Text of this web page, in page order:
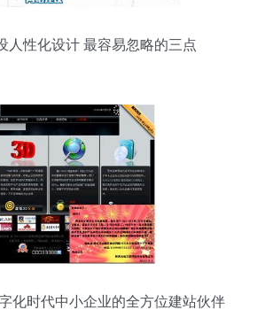
人性化设计 最容易忽略的三点
化时代中小企业的全方位建站伙伴